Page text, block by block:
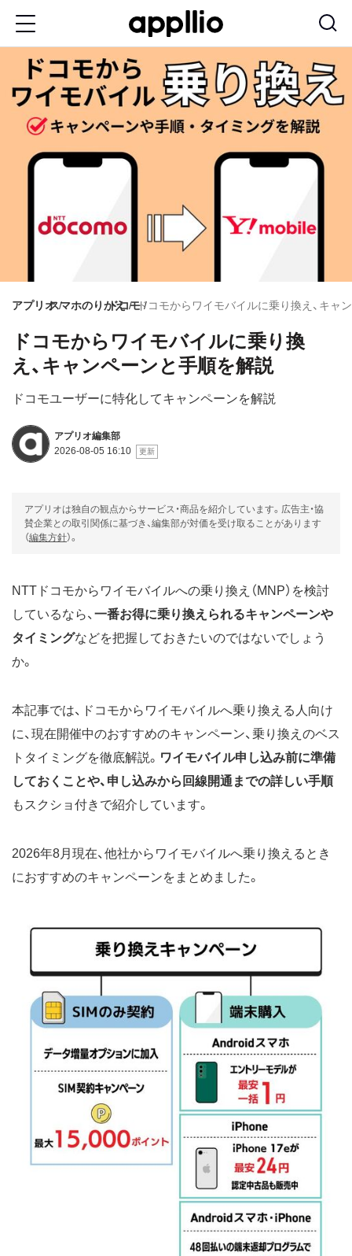
コ
アプリオスマホのりかえドコモドコモからワイモバイルに乗り換え、キャ
ドコモからワイモバイルに乗り換
え、キャンペーンと手順を解説
ドコモユーザーに特化してキャンペーンを解説
アプリオ編集部
2026-08-05 16:10
アプリオは独自の観点からサービス・商品を紹介しています。広告主・協
賛企業との取引関係に基づき、編集部が対価を受け取ることがあります
（編集方針）。
NTTドコモからワイモバイルへの乗り換え（MNP）を検討
しているなら、 一番お得に乗り換えられるキャンペーンや
タイミングなどを把握しておきたいのではないでしょう
か。
本記事では、ドコモからワイモバイルへ乗り換える人向け
に、現在開催中のおすすめのキャンペーン、乗り換えのベス
トタイミングを徹底解説。 ワイモバイル申し込み前に準備
しておくことや、申し込みから回線開通までの詳しい手順
もスクショ付きで紹介しています。
2026年8月現在、他社からワイモバイルへ乗り換えるとき
におすすめのキャンペーンをまとめました。